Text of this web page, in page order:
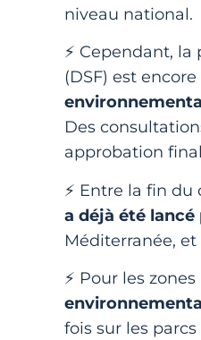
niveau national.
⚡ Cependant,
(DSF) est
Des
approbation
⚡ Entre la fin
a déjà été lancé
Méditerranée,
⚡ Pour les
fois sur les